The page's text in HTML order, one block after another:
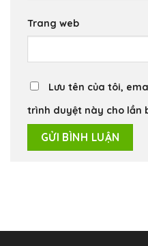
Trang web
Lưu tên của tôi,
trình duyệt này cho lần